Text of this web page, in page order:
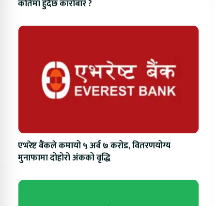
कतिमा हुँदैछ कारोबार ?
एभरेष्ट बैंकले कमायो ५ अर्ब ७ करोड, वितरणयोग्य
मुनाफामा दोहोरो अंकको वृद्धि